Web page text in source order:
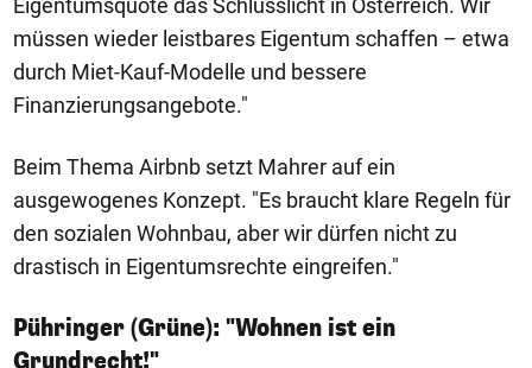
müssen wieder leistbares Eigentum schaffen – etwa
durch Miet-Kauf-Modelle und bessere
Finanzierungsangebote."
Beim Thema Airbnb setzt Mahrer auf ein
ausgewogenes Konzept. "Es braucht klare Regeln für
den sozialen Wohnbau, aber wir dürfen nicht zu
drastisch in Eigentumsrechte eingreifen."
Pühringer (Grüne): "Wohnen ist ein
Grundrecht!"